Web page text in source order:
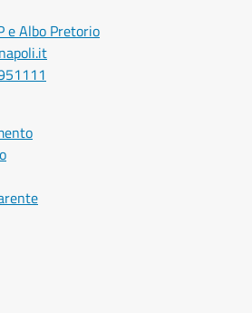
e Albo Pretorio